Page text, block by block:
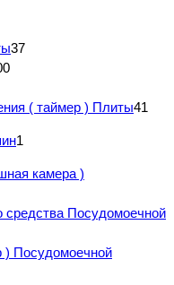
37
( таймер ) Плиты41
1
камера )
средства Посудомоечной
) Посудомоечной